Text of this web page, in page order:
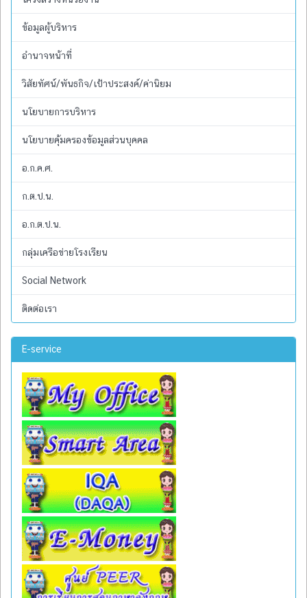
ข้อมูลผู้บริหาร
อำนาจหน้าที่
วิสัยทัศน์/พันธกิจ/เป้าประสงค์/ค่านิยม
นโยบายการบริหาร
นโยบายคุ้มครองข้อมูลส่วนบุคคล
อ.ก.ค.ศ.
ก.ต.ป.น.
อ.ก.ต.ป.น.
กลุ่มเครือข่ายโรงเรียน
Social Network
ติดต่อเรา
E-service